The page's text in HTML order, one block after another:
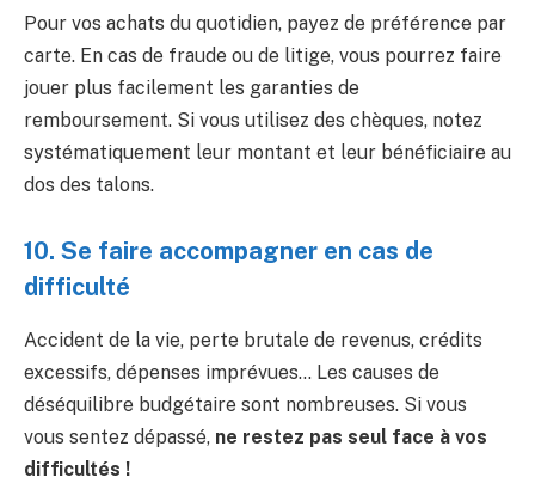
Pour vos achats du quotidien, payez de préférence par
carte. En cas de fraude ou de litige, vous pourrez faire
jouer plus facilement les garanties de
remboursement. Si vous utilisez des chèques, notez
systématiquement leur montant et leur bénéficiaire au
dos des talons.
10. Se faire accompagner en cas de
difficulté
Accident de la vie, perte brutale de revenus, crédits
excessifs, dépenses imprévues… Les causes de
déséquilibre budgétaire sont nombreuses. Si vous
vous sentez dépassé, ne restez pas seul face à vos
difficultés !